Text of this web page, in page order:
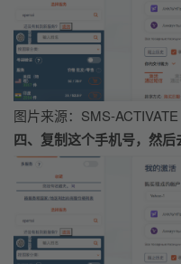
图片来源：SMS-
四、复制这个手机号，然